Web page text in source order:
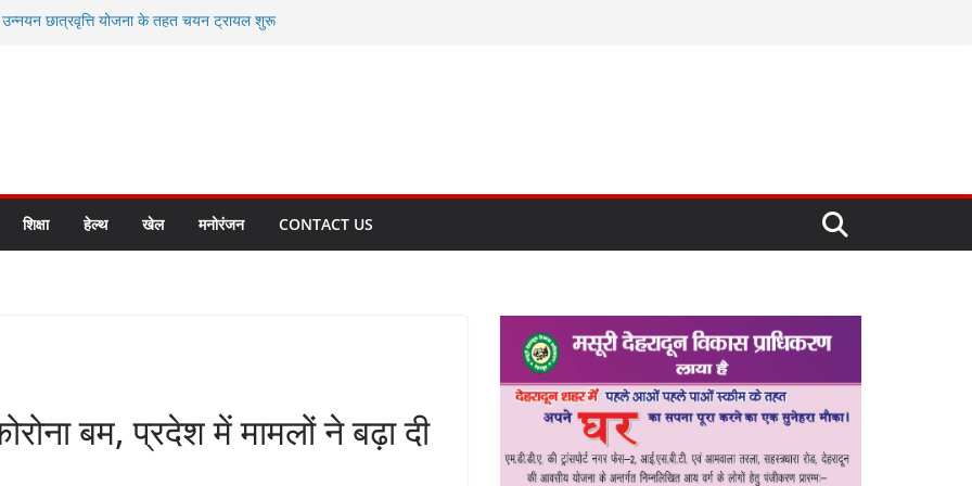
उन्नयन छात्रवृत्ति योजना के तहत चयन ट्रायल शुरू
के लिए अल्मोड़ा की गर्विता भाकुनी का
मित्र कैडेट्स का हुआ है चयन
सबसे बड़ी ताकत : मुख्यमंत्री पुष्कर सिंह धामी
बनाने के संकल्प को करना होगा साकार- मुख्यमंत्री
शिक्षा हेल्थ खेल मनोरंजन CONTACT US
बम, प्रदेश में मामलों ने बढ़ा दी